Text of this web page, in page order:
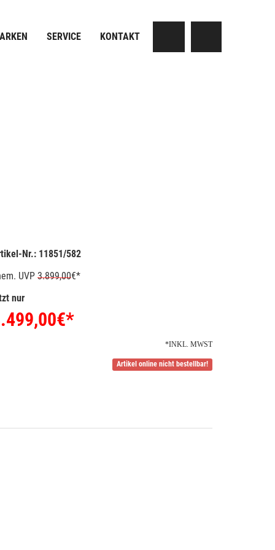
SERVICE KONTAKT
Nr.: 11851/582
UVP 3.899,00€*
nur
€*
*INKL. MWST
Artikel online nicht bestellbar!